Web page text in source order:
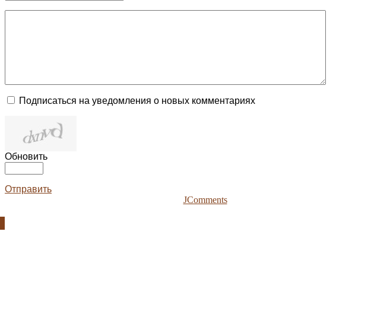
Подписаться на уведомления о новых комментариях
Обновить
Отправить
JComments